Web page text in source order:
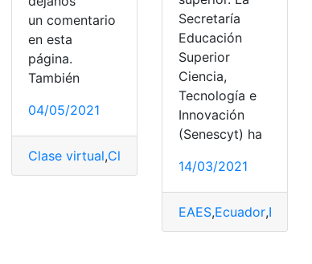
complementarios Procesos electorales
Eficiencia,Negocios organización,Procesos
un comentario
en esta
página.
También
04/05/2021
Clase virtual,Clases
Secretaría
Educación
Superior
Ciencia,
Tecnología e
Innovación
(Senescyt) ha
14/03/2021
EAES,Ecuador,Ecuador